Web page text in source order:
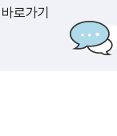
바로가기